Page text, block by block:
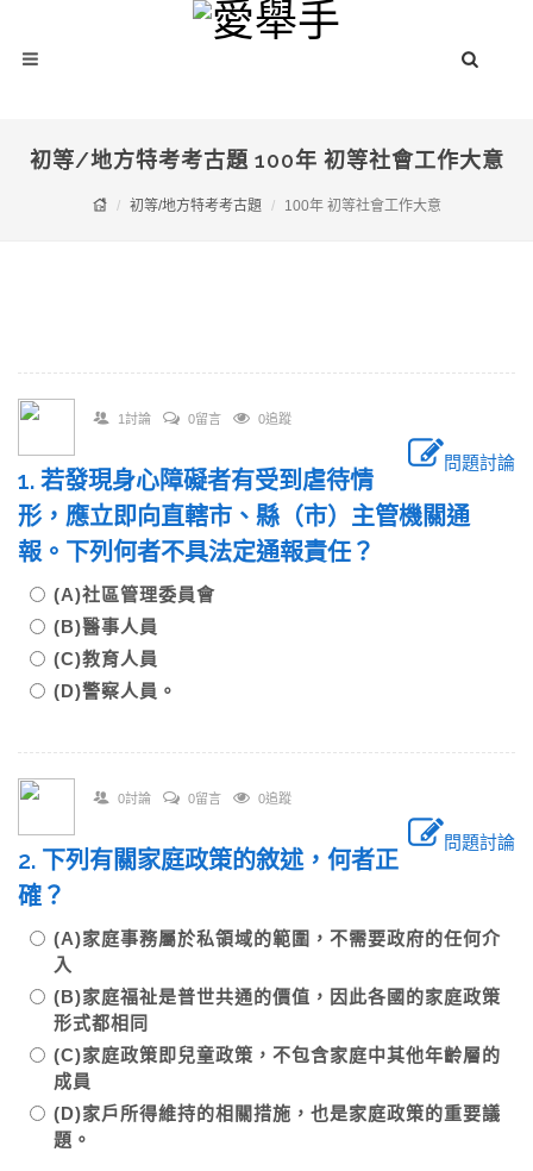
初等/地方特考考古題 100年 初等社會工作大意
初等/地方特考考古題 100年 初等社會工作大意
1討論 0留言 0追蹤
問題討論
1. 若發現身心障礙者有受到虐待情
形，應立即向直轄市、縣（市）主管機關通
報。下列何者不具法定通報責任？
(A)社區管理委員會
(B)醫事人員
(C)教育人員
(D)警察人員。
0討論 0留言 0追蹤
問題討論
2. 下列有關家庭政策的敘述，何者正
確？
(A)家庭事務屬於私領域的範圍，不需要政府的任何介
入
(B)家庭福祉是普世共通的價值，因此各國的家庭政策
形式都相同
(C)家庭政策即兒童政策，不包含家庭中其他年齡層的
成員
(D)家戶所得維持的相關措施，也是家庭政策的重要議
題。